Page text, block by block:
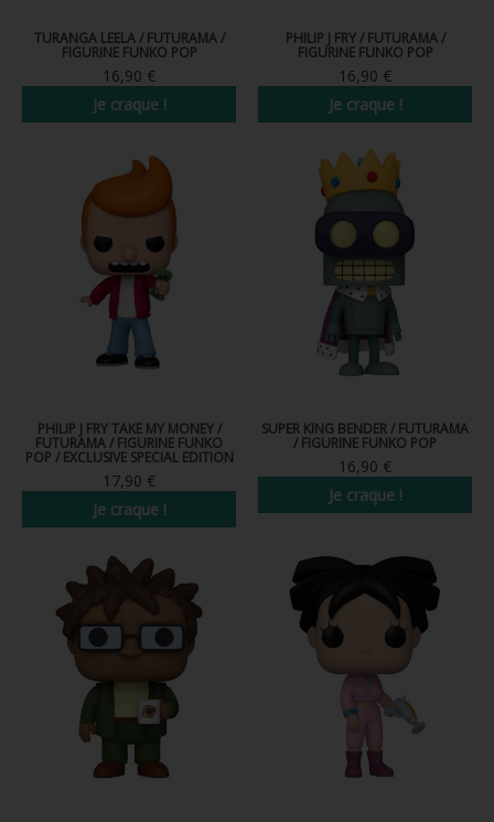
POP PROTECTION
PORTE-CLÉS POCKET POP
FUNKO VINYL SODA
FUNKO POP PIN
LOUNGEFLY
TURANGA LEELA / FUTURAMA /
FIGURINE FUNKO POP
16,90 €
Je craque !
PHILIP J FRY / FUTURAMA /
FIGURINE FUNKO POP
16,90 €
Je craque !
PHILIP J FRY TAKE MY MONEY /
FUTURAMA / FIGURINE FUNKO
POP / EXCLUSIVE SPECIAL EDITION
17,90 €
Je craque !
SUPER KING BENDER / FUTURAMA
/ FIGURINE FUNKO POP
16,90 €
Je craque !